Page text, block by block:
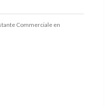
Commerciale en